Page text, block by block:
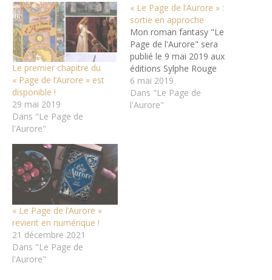
Le premier chapitre du
« Page de l’Aurore » est
disponible !
29 mai 2019
Dans "Le Page de
l'Aurore"
« Le Page de l’Aurore » :
sortie en approche
Mon roman fantasy "Le
Page de l'Aurore" sera
publié le 9 mai 2019 aux
éditions Sylphe Rouge
6 mai 2019
Dans "Le Page de
l'Aurore"
« Le Page de l’Aurore »
revient en numérique !
21 décembre 2021
Dans "Le Page de
l'Aurore"